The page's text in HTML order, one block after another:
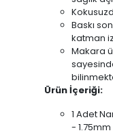
Baskı
katman
Makara
Ürün İçeriği:
1 Adet
- 1.75mm